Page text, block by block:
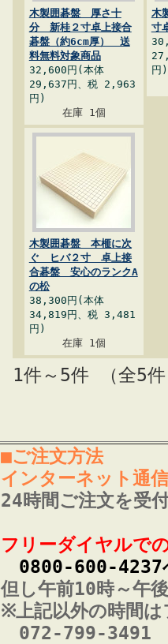
木製囲碁盤 厚さ十
分 新桂２寸卓上接合
碁盤（約6cm厚） 送
料無料対象商品
32,600円(本体
29,637円、税 2,963
円)
在庫 1個
木
寸
円)
木製囲碁盤 本榧に次
ぐ ヒバ２寸 卓上接
合碁盤 安心のランクA
の松
38,300円(本体
34,819円、税 3,481
円)
在庫 1個
1件～5件 （全5
■ご注文方法
インターネット通
24時間ご注文を受
フリーダイヤルで
0800-600-4237
但し午前10時～午
※上記以外の時間
072-799-3491